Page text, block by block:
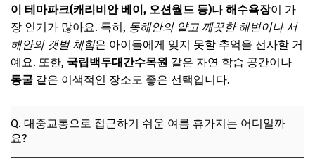
이 테마파크(캐리비안 베이, 오션월드 등)나 해수욕장이 가
장 인기가 많아요. 특히, 동해안의 얕고 깨끗한 해변이나 서
해안의 갯벌 체험은 아이들에게 잊지 못할 추억을 선사할 거
예요. 또한, 국립백두대간수목원 같은 자연 학습 공간이나
동굴 같은 이색적인 장소도 좋은 선택입니다.
Q. 대중교통으로 접근하기 쉬운 여름 휴가지는 어디일까
요?